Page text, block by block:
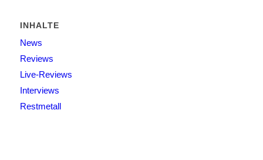
INHALTE
News
Reviews
Live-Reviews
Interviews
Restmetall